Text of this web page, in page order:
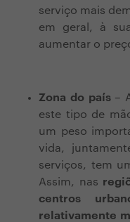
serviço mais
em geral, à
aumentar o
Zona do país–
este tipo de
um peso
vida,
serviços, tem
Assim, nas
centros
relativamente